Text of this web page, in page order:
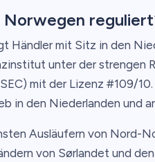
Norwegen
Händler mit Sitz in den
unter der strengen
mit der Lizenz #109/
in den Niederlanden und
Ausläufern von Nord-
von Sørlandet und